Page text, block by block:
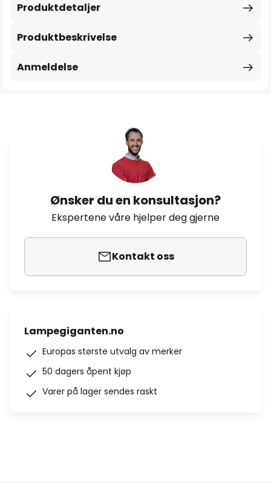
Produktbeskrivelse
Produktdetaljer
Anmeldelse
Ønsker du en konsultasjon?
Ekspertene våre hjelper deg gjerne
Kontakt oss
Lampegiganten.no
Europas største utvalg av merker
50 dagers åpent kjøp
Varer på lager sendes raskt